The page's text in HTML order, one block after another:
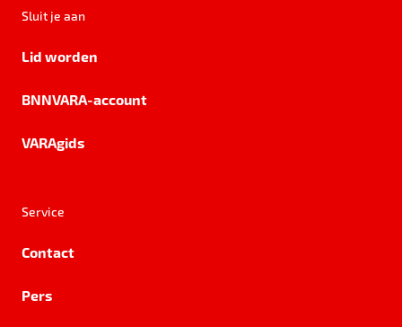
Sluit je aan
Lid worden
BNNVARA-account
VARAgids
Service
Contact
Pers